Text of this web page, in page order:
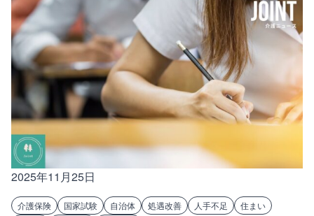
2025年11月25日
介護保険 国家試験 自治体 処遇改善 人手不足
住まい